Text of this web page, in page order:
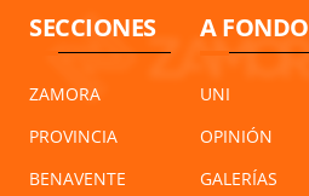
SECCIONES
ZAMORA
PROVINCIA
BENAVENTE
A FONDO
UNI
OPINIÓN
GALERÍAS